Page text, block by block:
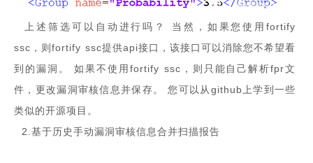
上述筛选可以自动进行吗？ 当然，如果您使用fortify
ssc，则fortify ssc提供api接口，该接口可以消除您不希望看
到的漏洞。 如果不使用fortify ssc，则只能自己解析fpr文
件，更改漏洞审核信息并保存。 您可以从github上学到一些
类似的开源项目。
2.基于历史手动漏洞审核信息合并扫描报告